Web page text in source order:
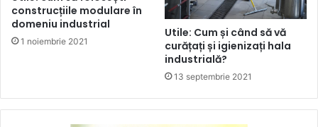
construcțiile modulare în
domeniu industrial
1 noiembrie 2021
Utile: Cum și când să vă
curățați și igienizați hala
industrială?
13 septembrie 2021